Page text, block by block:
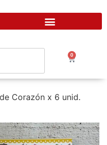
0
Corazón x 6 unid.